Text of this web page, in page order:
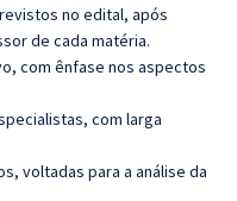
no edital, após
de cada matéria.
com ênfase nos aspectos
com larga
voltadas para a análise da